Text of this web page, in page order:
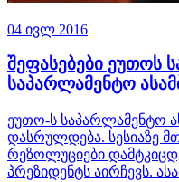
04 ივლ 2016
შეფასებები ეუთოს
საპარლამენტო
ეუთო-ს საპარლამენტო
დასრულდება. სესიაზე
რეზოლუციები
პრეზიდენტს აირჩევს.